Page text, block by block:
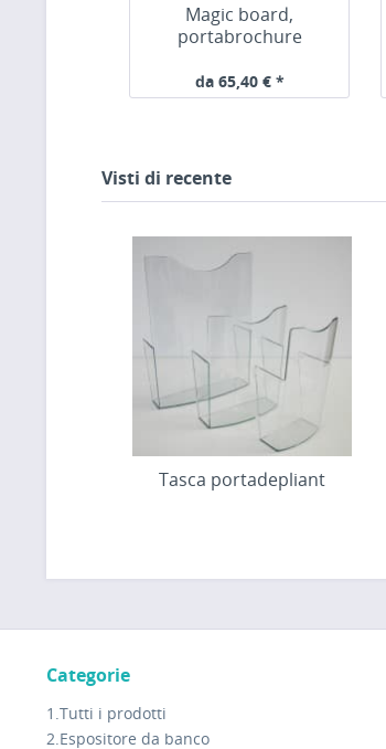
Magic board,
portabrochure
da 65,40 € *
Visti di recente
Tasca portadepliant
Categorie
1.Tutti i prodotti
2.Espositore da banco